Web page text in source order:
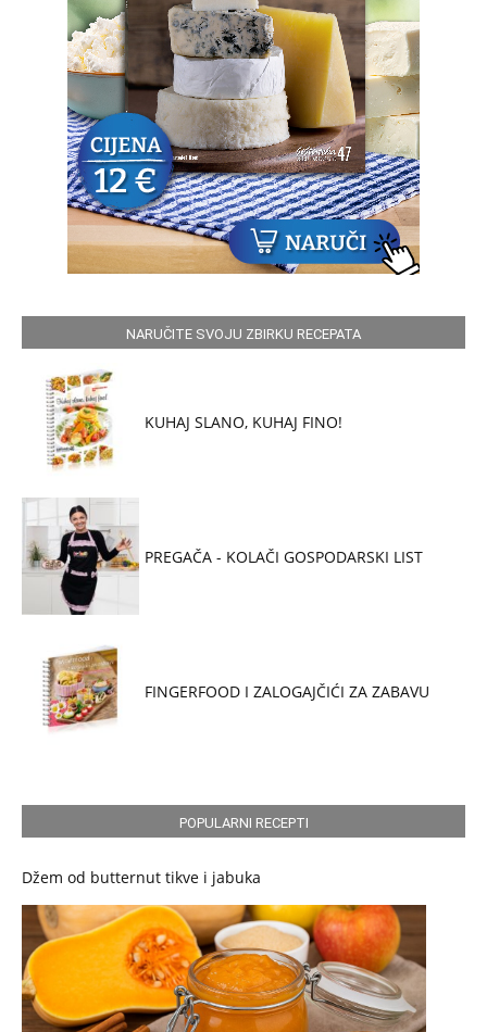
NARUČITE SVOJU ZBIRKU RECEPATA
KUHAJ SLANO, KUHAJ FINO!
PREGAČA - KOLAČI GOSPODARSKI LIST
FINGERFOOD I ZALOGAJČIĆI ZA ZABAVU
POPULARNI RECEPTI
Džem od butternut tikve i jabuka